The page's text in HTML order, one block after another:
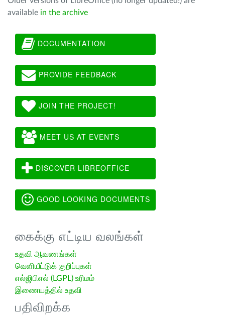
available in the archive
DOCUMENTATION
PROVIDE FEEDBACK
JOIN THE PROJECT!
MEET US AT EVENTS
DISCOVER LIBREOFFICE
GOOD LOOKING DOCUMENTS
கைக்கு எட்டிய வலங்கள்
உதவி ஆவணங்கள்
வெளியீட்டுக் குறிப்புகள்
எல்ஜிபிஎல் (LGPL) உரிமம்
இணையத்தில் உதவி
பதிவிறக்க